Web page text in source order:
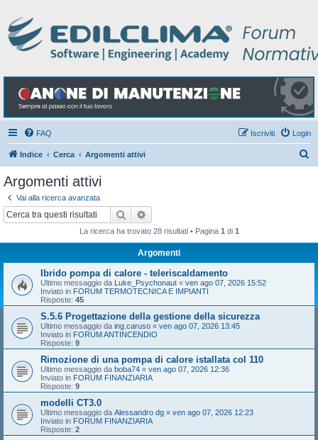
FAQ Login
Iscriviti
Indice Cerca Argomenti attivi
Argomenti attivi
Vai alla ricerca avanzata
Cerca
La ricerca ha trovato 28 risultati • Pagina 1 di 1
Argomenti
Ibrido pompa di calore - teleriscaldamento
Ultimo messaggio da Luke_Psychonaut « ven ago 07, 2026 15:52
Inviato in FORUM TERMOTECNICA E IMPIANTI
Risposte: 45
S.5.6 Progettazione della gestione della sicurezza
Ultimo messaggio da ing.caruso « ven ago 07, 2026 13:45
Inviato in FORUM ANTINCENDIO
Risposte: 9
Rimozione di una pompa di calore istallata col 110
Ultimo messaggio da boba74 « ven ago 07, 2026 12:36
Inviato in FORUM FINANZIARIA
Risposte: 9
modelli CT3.0
Ultimo messaggio da Alessandro dg « ven ago 07, 2026 12:23
Inviato in FORUM FINANZIARIA
Risposte: 2